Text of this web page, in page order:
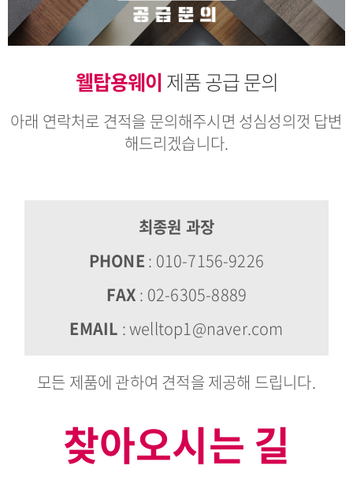
웰탑용웨이제품 공급 문의
아래 연락처로 견적을 문의해주시면 성심성의껏 답변
해드리겠습니다.
최종원 과장
PHONE : 010-7156-9226
FAX : 02-6305-8889
EMAIL :welltop1@naver.com
모든 제품에 관하여 견적을 제공해 드립니다.
찾아오시는 길